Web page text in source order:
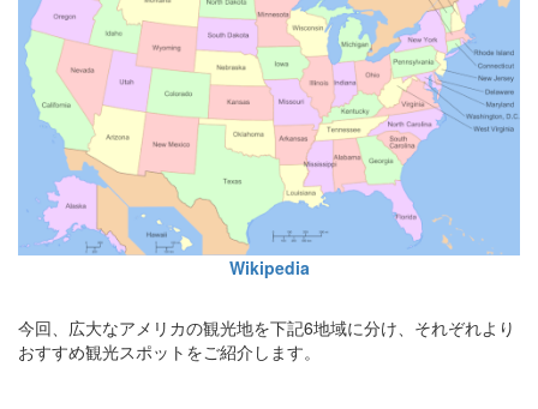
Wikipedia
今回、広大なアメリカの観光地を下記6地域に分け、それぞれより
おすすめ観光スポットをご紹介します。